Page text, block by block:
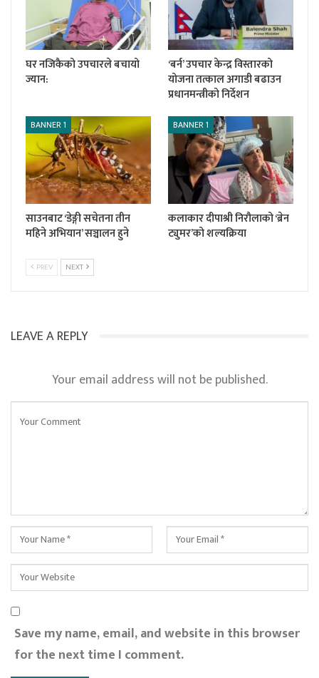
घर नजिकैको उपचारले बचायो
ज्यान:
‘बर्न’ उपचार केन्द्र विस्तारको
योजना तत्काल अगाडी बढाउन
प्रधानमन्त्रीको निर्देशन
BANNER 1
साउनबाट ‘डेङ्गी सचेतना तीन
महिने अभियान’ सञ्चालन हुने
BANNER 1
कलाकार दीपाश्री निरौलाको ‘ब्रेन
ट्युमर’को शल्यक्रिया
PREV NEXT
LEAVE A REPLY
Your email address will not be published.
Save my name, email, and website in this browser
for the next time I comment.